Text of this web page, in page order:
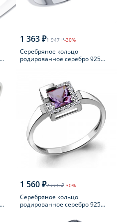
1 363 ₽1 947 ₽-30%
Серебряное кольцо
родированное серебро 925
1 560 ₽2 228 ₽-30%
Серебряное кольцо
родированное серебро 925